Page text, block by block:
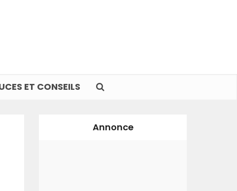
ET CONSEILS
Annonce